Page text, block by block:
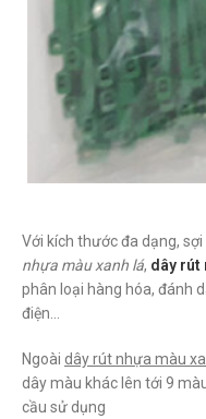
Với kích thước đa dạng,
nhựa màu xanh lá, dây rút
phân loại hàng hóa, đánh
điện…
Ngoài dây rút nhựa màu
dây màu khác lên tới 9
cầu sử dụng